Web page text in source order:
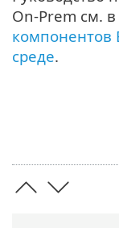
On-Prem см. в
компонентов
среде.